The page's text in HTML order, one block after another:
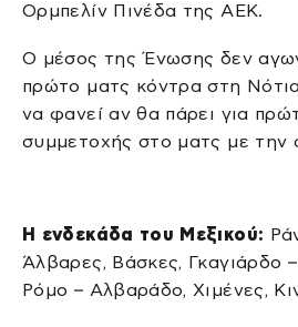
Ορμπελίν Πινέδα της ΑΕΚ.
Ο μέσος της Ένωσης δεν
πρώτο ματς κόντρα στη
να φανεί αν θα πάρει για
συμμετοχής στο ματς με την
Η ενδεκάδα του Μεξικού:
Άλβαρες, Βάσκες, Γκαγιάρδο –
Ρόμο – Αλβαράδο, Χιμένες,